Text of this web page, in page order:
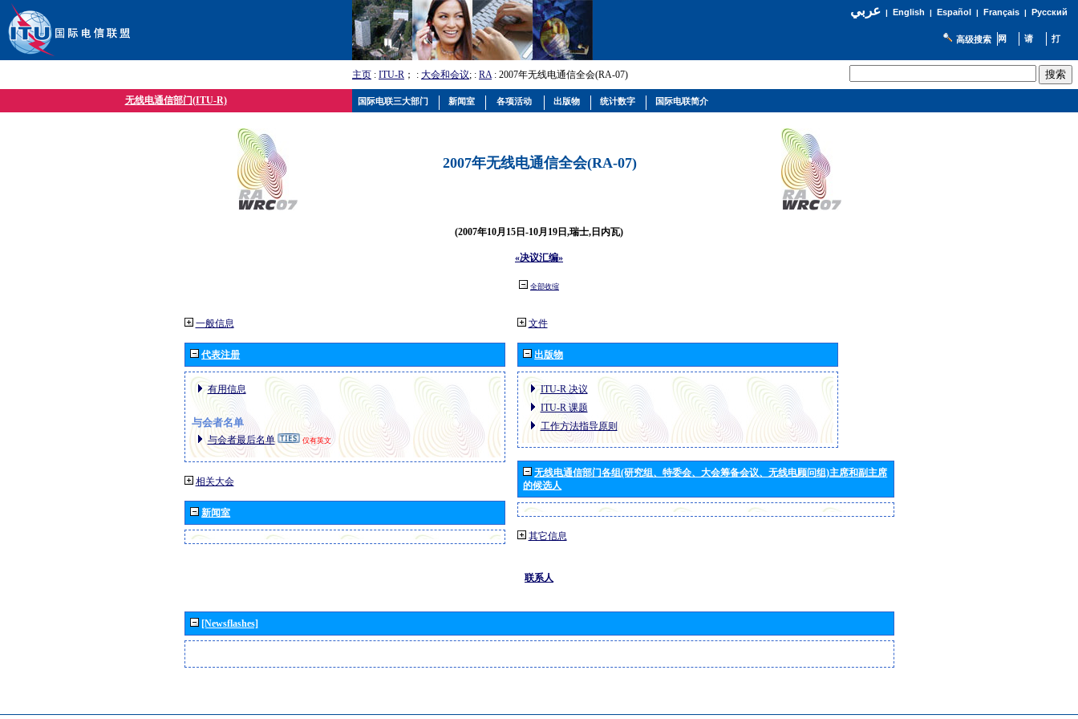
عربي| English | Español | Français| Русский
高级搜索
主页 : ITU-R ； : 大会和会议; : RA: 2007年无线电通信全会(RA-07)
无线电通信部门(ITU-R)
2007年无线电通信全会(RA-07)
(2007年10月15日-10月19日,瑞士,日内瓦)
«决议汇编»
全部收缩
一般信息
代表注册
有用信息
与会者名单
与会者最后名单 仅有英文
相关大会
新闻室
文件
出版物
ITU-R 决议
ITU-R 课题
工作方法指导原则
无线电通信部门各组(研究组、特委会、大会筹备会议、无线电顾问组)主席和副主席
的候选人
其它信息
联系人
[Newsflashes]
国际电联三大部门 新闻室 各项活动 出版物 统计数字 国际电联简介